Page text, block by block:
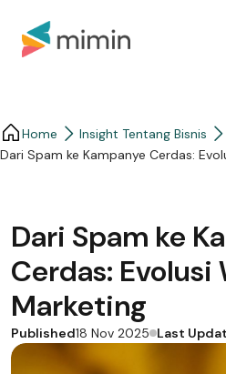
Home
Insight Tentang Bisnis
Dari Spam ke Kampanye Cerdas:
Dari Spam ke
Cerdas:
Marketing
Published18 Nov 2025 Last